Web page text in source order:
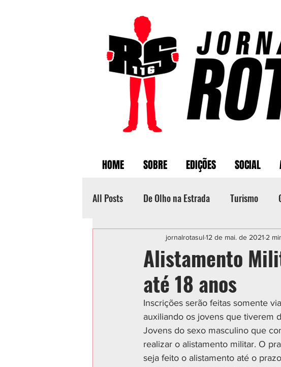
HOME SOBRE EDIÇÕES SOCIAL
All Posts De Olho na Estrada Turismo
Categoria sem título POLICIAL
Alistamento
até 18 anos
jornalrotasul 12 de mai. de 2021 2
Inscrições serão feitas somente
auxiliando os jovens que tiverem
Jovens do sexo masculino que
realizar o alistamento militar. O
seja feito o alistamento até o